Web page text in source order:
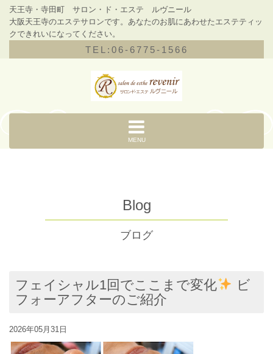
天王寺・寺田町 サロン・ド・エステ ルヴニール
大阪天王寺のエステサロンです。あなたのお肌にあわせたエステティッ
クできれいになってください。
TEL:06-6775-1566
MENU
Blog
ブログ
フェイシャル1回でここまで変化
ビ
フォーアフターのご紹介
2026年05月31日